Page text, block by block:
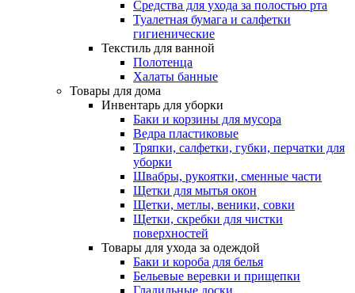
Средства для ухода за полостью рта
Туалетная бумага и салфетки
гигиенические
Текстиль для ванной
Полотенца
Халаты банные
Товары для дома
Инвентарь для уборки
Баки и корзины для мусора
Ведра пластиковые
Тряпки, салфетки, губки, перчатки для
уборки
Швабры, рукоятки, сменные части
Щетки для мытья окон
Щетки, метлы, веники, совки
Щетки, скребки для чистки
поверхностей
Товары для ухода за одеждой
Баки и короба для белья
Бельевые веревки и прищепки
Гладильные доски